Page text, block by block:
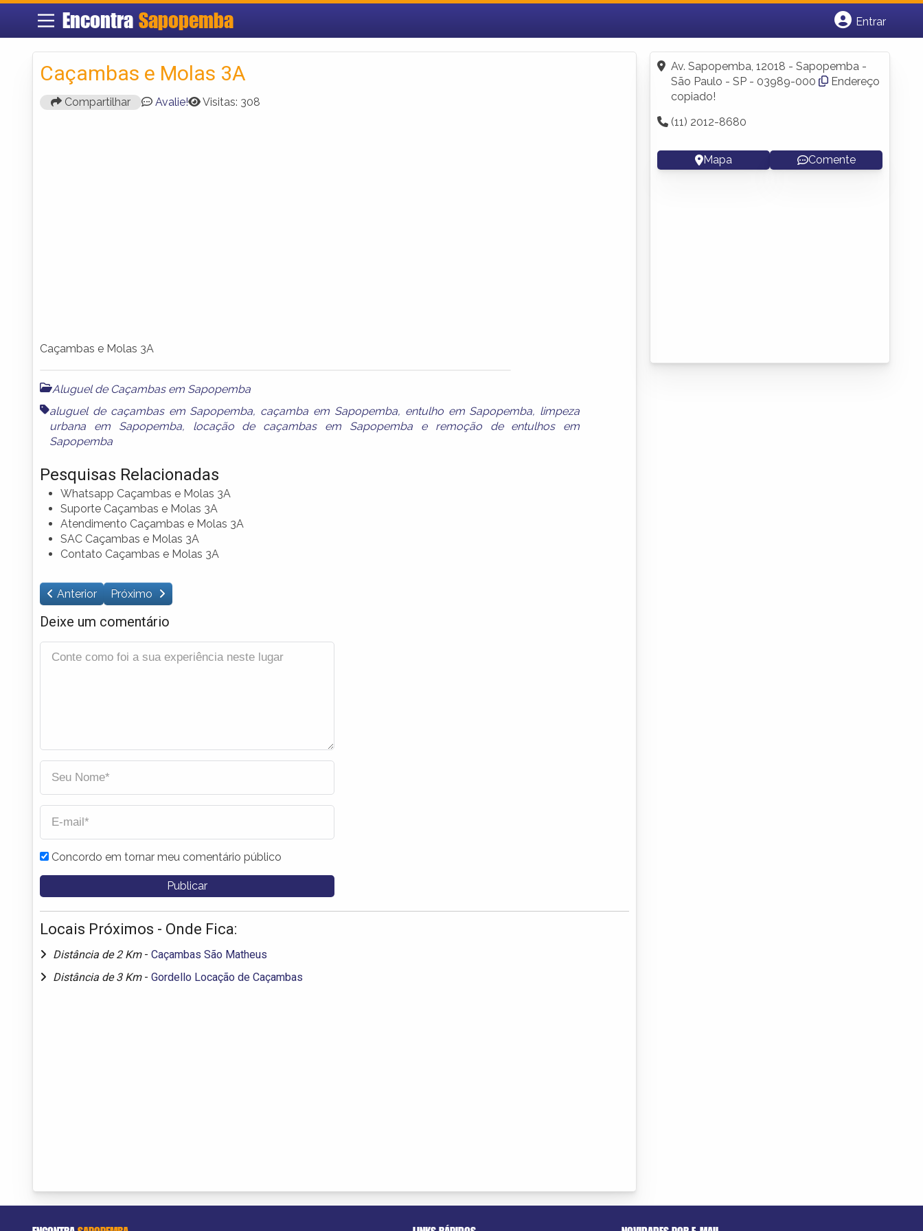
Encontra Sapopemba
Entrar
Fazer login
Criar conta
Caçambas e Molas 3A
Compartilhar Avalie! Visitas: 308
Caçambas e Molas 3A
Aluguel de Caçambas em Sapopemba
aluguel de caçambas em Sapopemba, caçamba em Sapopemba, entulho em Sapopemba, limpeza
urbana em Sapopemba, locação de caçambas em Sapopembae remoção de entulhos em
Sapopemba
Pesquisas Relacionadas
Whatsapp Caçambas e Molas 3A
Suporte Caçambas e Molas 3A
Atendimento Caçambas e Molas 3A
SAC Caçambas e Molas 3A
Contato Caçambas e Molas 3A
Anterior Próximo
Deixe um comentário
Concordo em tornar meu comentário público
Locais Próximos - Onde Fica:
Distância de 2 Km - Caçambas São Matheus
Distância de 3 Km - Gordello Locação de Caçambas
Av. Sapopemba, 12018 - Sapopemba -
São Paulo - SP - 03989-000
Endereço
copiado!
(11) 2012-8680
Mapa Comente